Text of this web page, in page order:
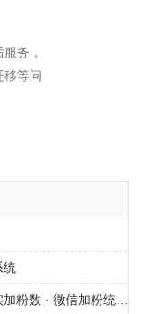
务，
移等问
统
为何后台复制统计数据远高于真实加粉数 · 微信加粉统计系统